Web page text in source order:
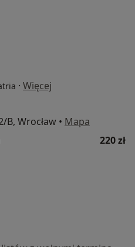
· Więcej
B, Wrocław • Mapa
220 zł